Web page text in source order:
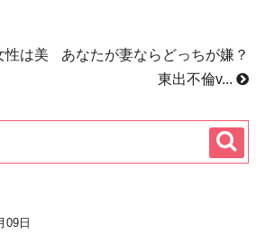
性は美
あなたが妻ならどっちが嫌？
東出不倫v...
09日